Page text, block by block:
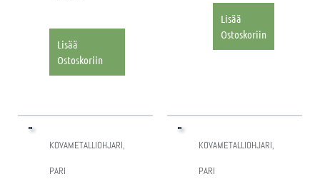
Lisää
Ostoskoriin
Lisää
Ostoskoriin
KOVAMETALLIOHJARI,
PARI
KOVAMETALLIOHJARI,
PARI